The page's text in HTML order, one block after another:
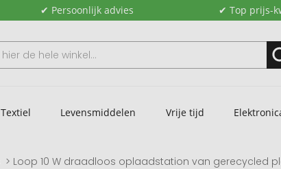
✔ Persoonlijk advies ✔ Top prijs-
Textiel Levensmiddelen Vrije tijd
Loop 10 W draadloos oplaadstation van gerecycled